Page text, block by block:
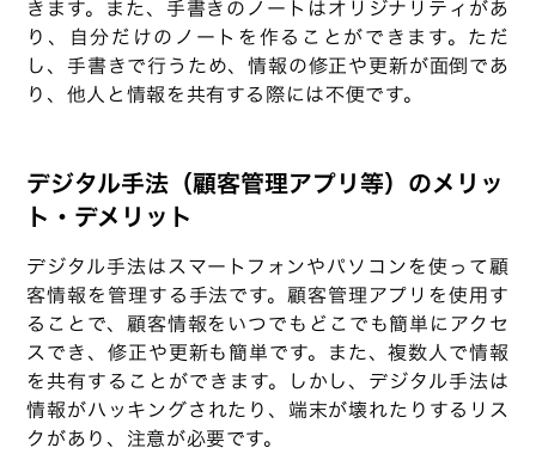
きます。また、手書きのノートはオリジナリティがあ
り、自分だけのノートを作ることができます。ただ
し、手書きで行うため、情報の修正や更新が面倒であ
り、他人と情報を共有する際には不便です。
デジタル手法（顧客管理アプリ等）のメリッ
ト・デメリット
デジタル手法はスマートフォンやパソコンを使って顧
客情報を管理する手法です。顧客管理アプリを使用す
ることで、顧客情報をいつでもどこでも簡単にアクセ
スでき、修正や更新も簡単です。また、複数人で情報
を共有することができます。しかし、デジタル手法は
情報がハッキングされたり、端末が壊れたりするリス
クがあり、注意が必要です。